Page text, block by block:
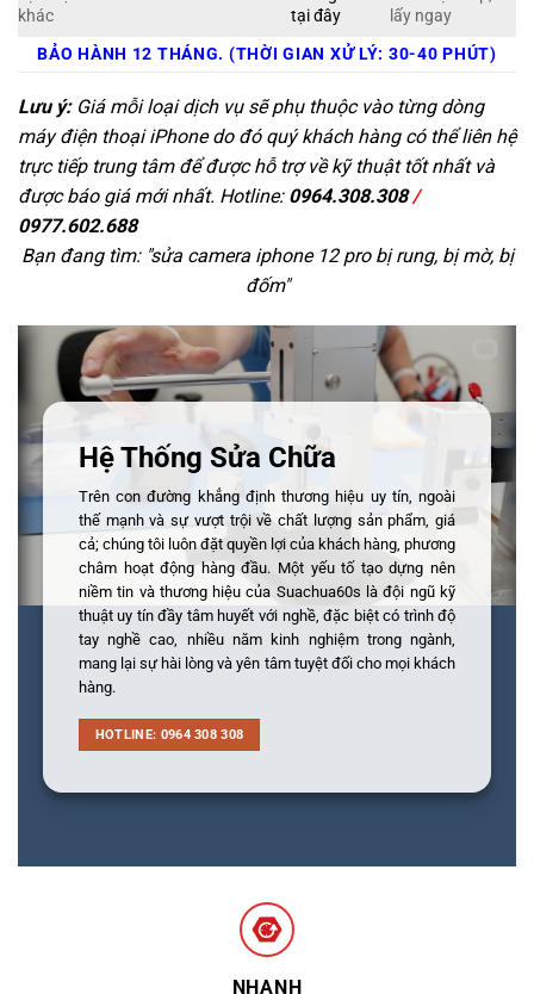
khác
tại đây
lấy ngay
BẢO HÀNH 12 THÁNG. (THỜI GIAN XỬ LÝ: 30-40 PHÚT)
Lưu ý:Giá mỗi loại dịch vụ sẽ phụ thuộc vào từng dòng
máy điện thoại iPhone do đó quý khách hàng có thể liên hệ
trực tiếp trung tâm để được hỗ trợ về kỹ thuật tốt nhất và
được báo giá mới nhất. Hotline: 0964.308.308/
0977.602.688
Bạn đang tìm: "sửa camera iphone 12 pro bị rung, bị mờ, bị
đốm"
Hệ Thống Sửa Chữa
Trên con đường khẳng định thương hiệu uy tín, ngoài
thế mạnh và sự vượt trội về chất lượng sản phẩm, giá
cả; chúng tôi luôn đặt quyền lợi của khách hàng, phương
châm hoạt động hàng đầu. Một yếu tố tạo dựng nên
niềm tin và thương hiệu của Suachua60s là đội ngũ kỹ
thuật uy tín đầy tâm huyết với nghề, đặc biệt có trình độ
tay nghề cao, nhiều năm kinh nghiệm trong ngành,
mang lại sự hài lòng và yên tâm tuyệt đối cho mọi khách
hàng.
HOTLINE: 0964 308 308
NHANH